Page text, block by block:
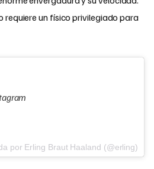
requiere un físico privilegiado para
por Erling Braut Haaland (@erling)